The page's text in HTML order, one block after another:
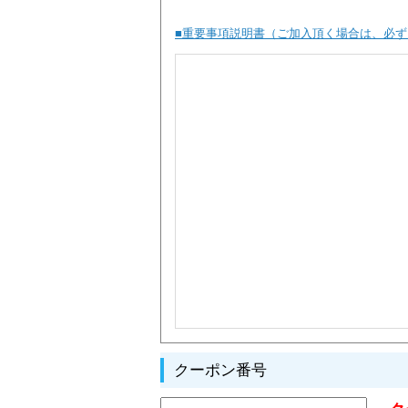
■重要事項説明書（ご加入頂く場合は、必ず
クーポン番号